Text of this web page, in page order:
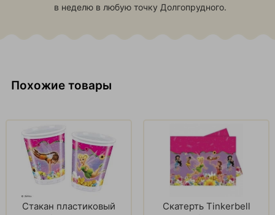
в неделю в любую точку Долгопрудного.
Похожие товары
Стакан пластиковый
Скатерть Tinkerbell